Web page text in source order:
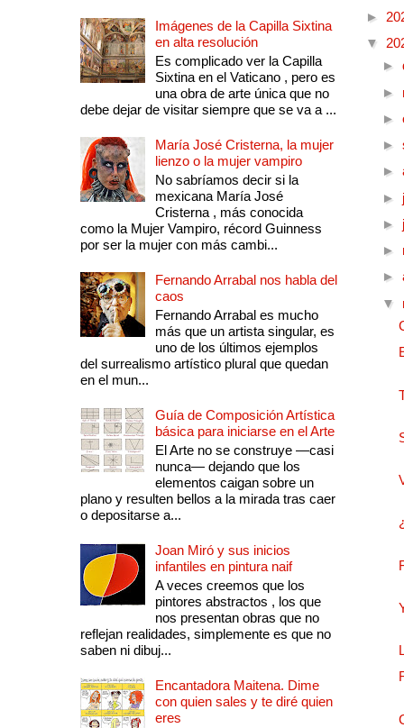
Imágenes de la Capilla Sixtina
en alta resolución
Es complicado ver la Capilla
Sixtina en el Vaticano , pero es
una obra de arte única que no
debe dejar de visitar siempre que se va a ...
María José Cristerna, la mujer
lienzo o la mujer vampiro
No sabríamos decir si la
mexicana María José
Cristerna , más conocida
como la Mujer Vampiro, récord Guinness
por ser la mujer con más cambi...
Fernando Arrabal nos habla del
caos
Fernando Arrabal es mucho
más que un artista singular, es
uno de los últimos ejemplos
del surrealismo artístico plural que quedan
en el mun...
Guía de Composición Artística
básica para iniciarse en el Arte
El Arte no se construye —casi
nunca— dejando que los
elementos caigan sobre un
plano y resulten bellos a la mirada tras caer
o depositarse a...
Joan Miró y sus inicios
infantiles en pintura naif
A veces creemos que los
pintores abstractos , los que
nos presentan obras que no
reflejan realidades, simplemente es que no
saben ni dibuj...
Encantadora Maitena. Dime
con quien sales y te diré quien
eres
►
▼
►
►
►
►
►
►
►
►
►
▼